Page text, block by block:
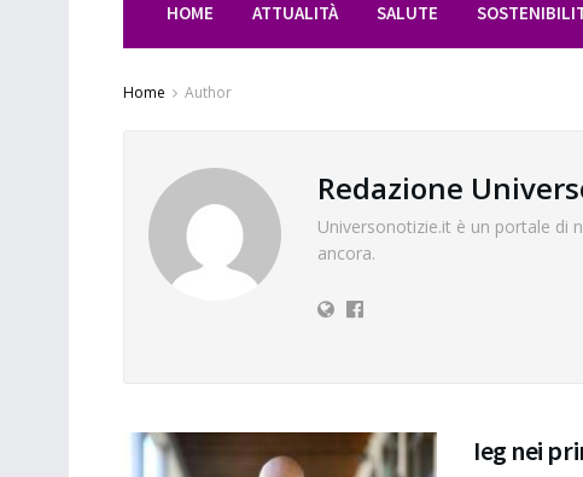
HOME ATTUALITÀ SALUTE
Home Author
Redazione
Universonotizie.it è un portale di
ancora.
Ieg nei